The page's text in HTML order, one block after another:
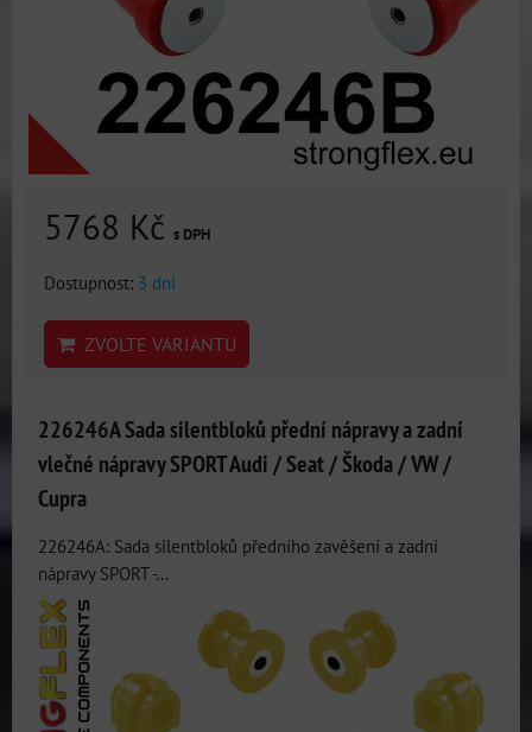
5768 Kč s DPH
Dostupnost: 3 dni
ZVOLTE VARIANTU
226246A Sada silentbloků přední nápravy a zadní
vlečné nápravy SPORT Audi / Seat / Škoda / VW /
Cupra
226246A: Sada silentbloků předního zavěšení a zadní
nápravy SPORT -...